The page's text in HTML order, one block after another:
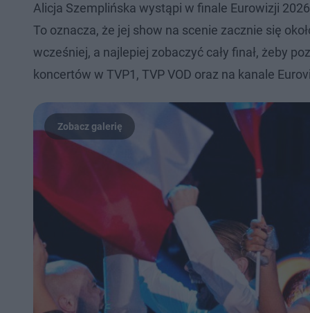
Alicja Szemplińska wystąpi w finale Eurowizji
To oznacza, że jej show na scenie zacznie się
wcześniej, a najlepiej zobaczyć cały finał, żeby
koncertów w TVP1, TVP VOD oraz na kanale